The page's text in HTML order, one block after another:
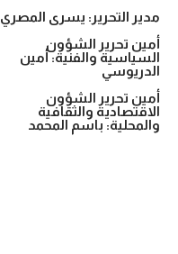
مدير التحرير: يسرى المصري
أمين تحرير الشؤون
السياسية والفنية: أمين
الدريوسي
أمين تحرير الشؤون
الاقتصادية والثقافية
والمحلية: باسم المحمد